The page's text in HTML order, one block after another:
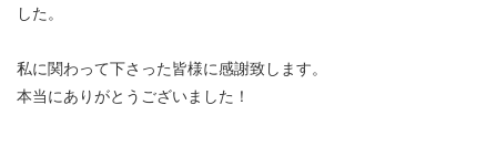
した。
私に関わって下さった皆様に感謝致します。
本当にありがとうございました！